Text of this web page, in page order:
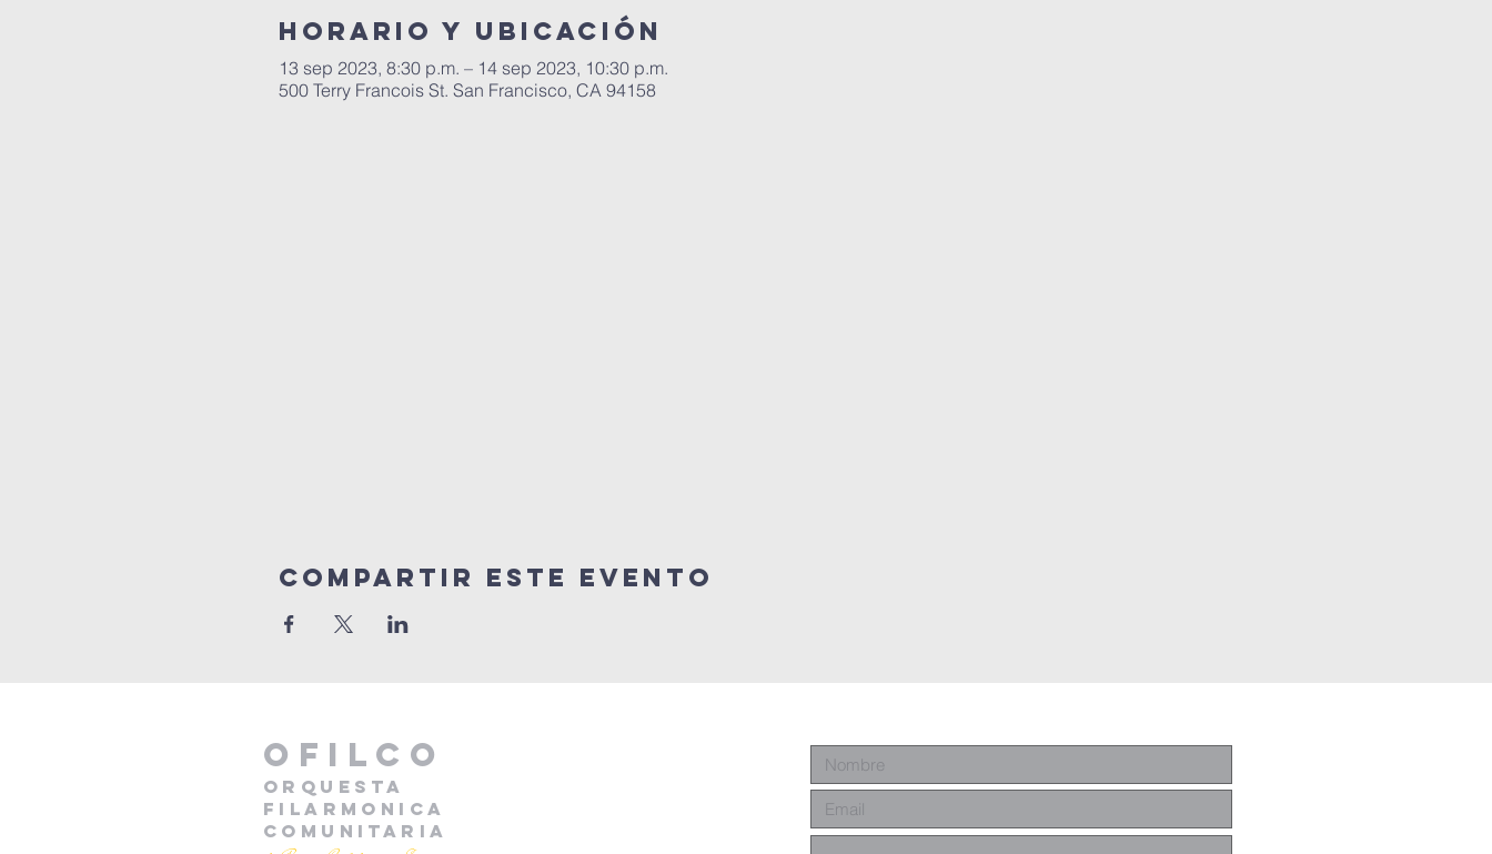
Horario y ubicación
13 sep 2023, 8:30 p.m. – 14 sep 2023, 10:30 p.m.
500 Terry Francois St. San Francisco, CA 94158
Compartir este evento
oFILCO
ORQUESTA
FILARMONICA
COMUNITARIA